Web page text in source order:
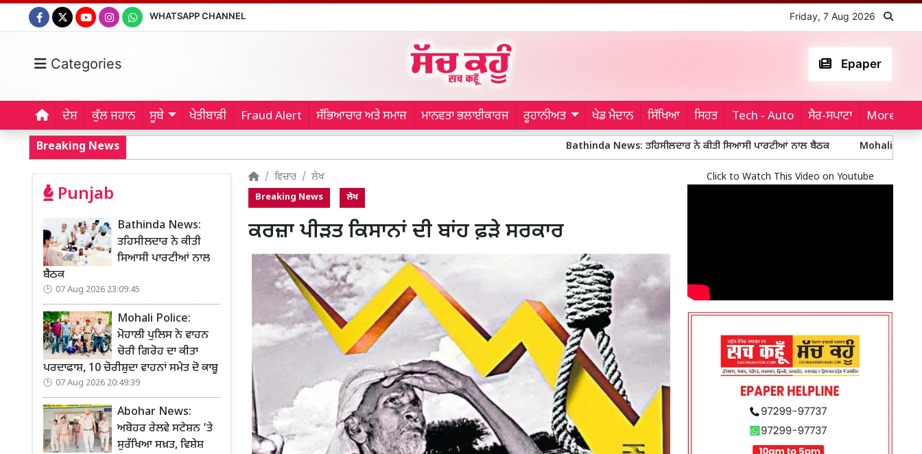
WHATSAPP CHANNEL Friday, 7 Aug 2026
Categories Epaper
ਦੇਸ਼ ਕੁੱਲ ਜਹਾਨ ਸੂਬੇ ਖੇਤੀਬਾੜੀ Fraud Alert ਸੱਭਿਆਚਾਰ ਅਤੇ ਸਮਾਜ ਮਾਨਵਤਾ ਭਲਾਈਕਾਰਜ ਰੂਹਾਨੀਅਤ ਖੇਡ ਮੈਦਾਨ ਸਿੱਖਿਆ ਸਿਹਤ Tech - Auto ਸੈਰ-ਸਪਾਟਾ More...
Breaking News Bathinda News: ਤਹਿਸੀਲਦਾਰ ਨੇ ਕੀਤੀ ਸਿਆਸੀ ਪਾਰਟੀਆਂ ਨਾਲ ਬੈਠਕ Mohali Police: ਮੋਹਾਲੀ
Punjab
Bathinda News:
ਤਹਿਸੀਲਦਾਰ ਨੇ ਕੀਤੀ
ਸਿਆਸੀ ਪਾਰਟੀਆਂ ਨਾਲ
ਬੈਠਕ
07 Aug 2026 23:09:45
Mohali Police:
ਮੋਹਾਲੀ ਪੁਲਿਸ ਨੇ ਵਾਹਨ
ਚੋਰੀ ਗਿਰੋਹ ਦਾ ਕੀਤਾ
ਪਰਦਾਫਾਸ਼, 10 ਚੋਰੀਸ਼ੁਦਾ ਵਾਹਨਾਂ ਸਮੇਤ ਦੋ ਕਾਬੂ
07 Aug 2026 20:49:39
Abohar News:
ਅਬੋਹਰ ਰੇਲਵੇ ਸਟੇਸ਼ਨ ’ਤੇ
ਸੁਰੱਖਿਆ ਸਖ਼ਤ, ਵਿਸ਼ੇਸ਼
ਵਿਚਾਰ ਲੇਖ
Breaking News ਲੇਖ
ਕਰਜ਼ਾ ਪੀੜਤ ਕਿਸਾਨਾਂ ਦੀ ਬਾਂਹ ਫ਼ੜੇ ਸਰਕਾਰ
Click to Watch This Video on Youtube